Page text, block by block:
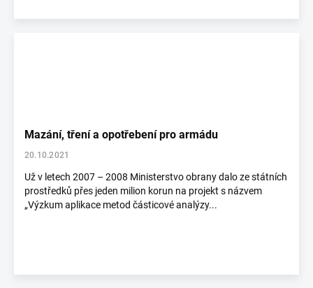
Mazání, tření a opotřebení pro armádu
20.10.2021
Už v letech 2007 – 2008 Ministerstvo obrany dalo ze státních
prostředků přes jeden milion korun na projekt s názvem
„Výzkum aplikace metod částicové analýzy...